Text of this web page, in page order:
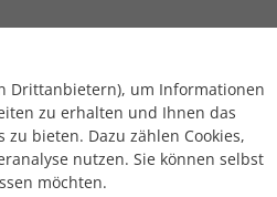
Engagement Events
Drittanbietern), um Informationen
zu erhalten und Ihnen das
bieten. Dazu zählen Cookies,
nutzen. Sie können selbst
möchten.